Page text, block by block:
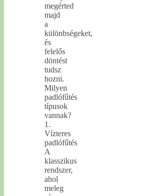
megérted
majd
a
különbségeket,
és
felelős
döntést
tudsz
hozni.
Milyen
padlófűtés
típusok
vannak?
1.
Vízteres
padlófűtés
A
klasszikus
rendszer,
ahol
meleg